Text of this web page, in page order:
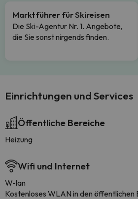
Marktführer für Skireisen
Die Ski-Agentur Nr. 1. Angebote,
die Sie sonst nirgends finden.
Einrichtungen und Services
Öffentliche Bereiche
Heizung
Wifi und Internet
W-lan
Kostenloses WLAN in den öffentlichen